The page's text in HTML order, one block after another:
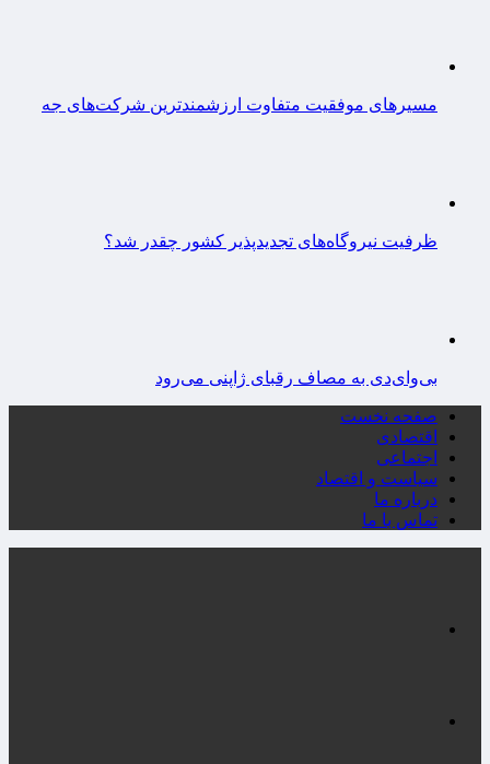
مسیرهای موفقیت متفاوت ارزشمندترین شرکت‌های جه
ظرفیت نیروگاه‌های تجدیدپذیر کشور چقدر شد؟
بی‌وای‌دی به مصاف رقبای ژاپنی می‌رود
صفحه نخست
اقتصادی
اجتماعی
سیاست و اقتصاد
درباره ما
تماس با ما